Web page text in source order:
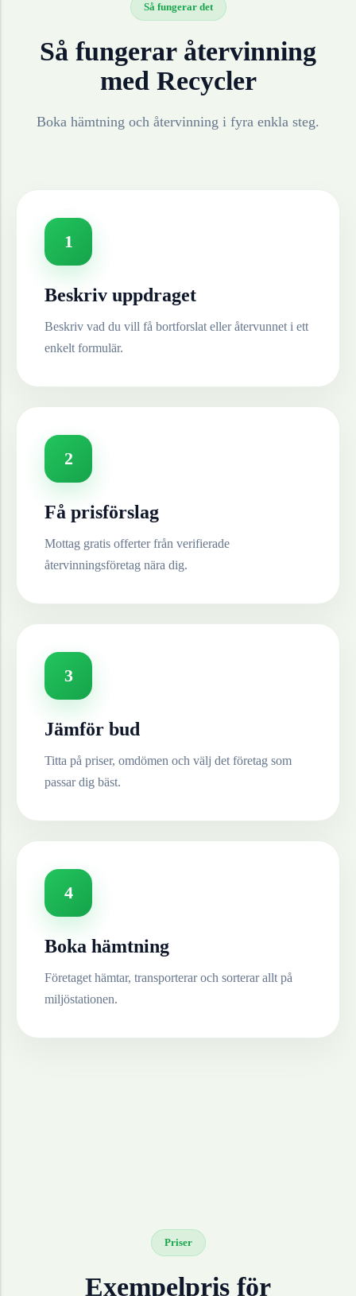
Så fungerar det
Så fungerar återvinning
med Recycler
Boka hämtning och återvinning i fyra enkla steg.
1
Beskriv uppdraget
Beskriv vad du vill få bortforslat eller återvunnet i ett
enkelt formulär.
2
Få prisförslag
Mottag gratis offerter från verifierade
återvinningsföretag nära dig.
3
Jämför bud
Titta på priser, omdömen och välj det företag som
passar dig bäst.
4
Boka hämtning
Företaget hämtar, transporterar och sorterar allt på
miljöstationen.
Priser
Exempelpris för